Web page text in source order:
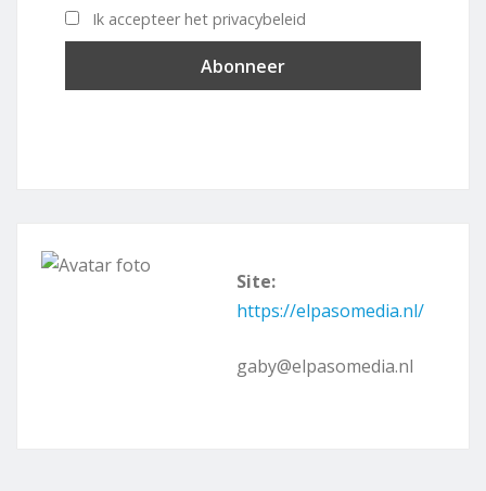
Ik accepteer het privacybeleid
Site:
https://elpasomedia.nl/
gaby@elpasomedia.nl